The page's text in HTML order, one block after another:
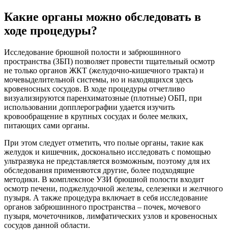
Какие органы можно обследовать в
ходе процедуры?
Исследование брюшной полости и забрюшинного
пространства (ЗБП) позволяет провести тщательный осмотр
не только органов ЖКТ (желудочно-кишечного тракта) и
мочевыделительной системы, но и находящихся здесь
кровеносных сосудов. В ходе процедуры отчетливо
визуализируются паренхиматозные (плотные) ОБП, при
использовании допплерографии удается изучить
кровообращение в крупных сосудах и более мелких,
питающих сами органы.
При этом следует отметить, что полые органы, такие как
желудок и кишечник, досконально исследовать с помощью
ультразвука не представляется возможным, поэтому для их
обследования применяются другие, более подходящие
методики. В комплексное УЗИ брюшной полости входит
осмотр печени, поджелудочной железы, селезенки и желчного
пузыря. А также процедура включает в себя исследование
органов забрюшинного пространства – почек, мочевого
пузыря, мочеточников, лимфатических узлов и кровеносных
сосудов данной области.